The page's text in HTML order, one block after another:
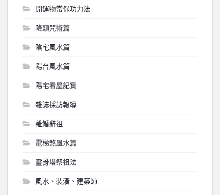
開運物常保功力法
降頭咒術篇
陰宅風水篇
陽台風水篇
陽宅看屋記實
雜誌採訪報導
離婚辭祖
電梯煞風水篇
靈骨塔祭祖法
風水、裝潢、建築師